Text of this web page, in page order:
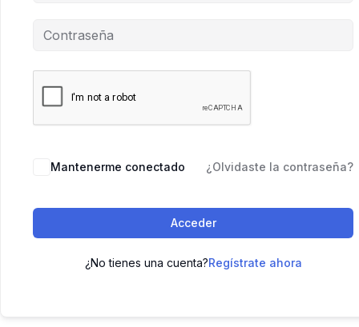
Mantenerme conectado ¿Olvidaste la contraseña?
Acceder
¿No tienes una cuenta?Regístrate ahora